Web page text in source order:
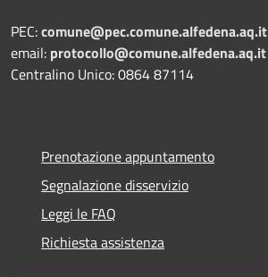
PEC:comune@pec.comune.alfedena.aq.it
email: protocollo@comune.alfedena.aq.it
Centralino Unico: 0864 87114
Prenotazione appuntamento
Segnalazione disservizio
Leggi le FAQ
Richiesta assistenza